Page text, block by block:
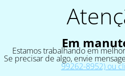
Em
Estamos trabalhando em
Se precisar de algo, envie
99262-8952) ou